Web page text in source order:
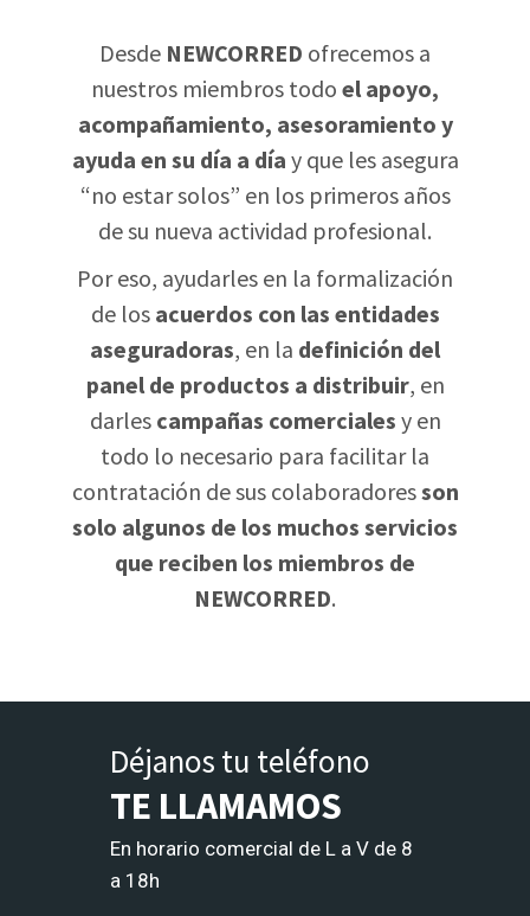
Desde NEWCORRED ofrecemos a
nuestros miembros todo el apoyo,
acompañamiento, asesoramiento y
ayuda en su día a día y que les asegura
“no estar solos” en los primeros años
de su nueva actividad profesional.
Por eso, ayudarles en la formalización
de los acuerdos con las entidades
aseguradoras, en la definición del
panel de productos a distribuir, en
darles campañas comerciales y en
todo lo necesario para facilitar la
contratación de sus colaboradoresson
solo algunos de los muchos servicios
que reciben los miembros de
NEWCORRED.
Déjanos tu teléfono
TE LLAMAMOS
En horario comercial de L a V de 8
a 18h